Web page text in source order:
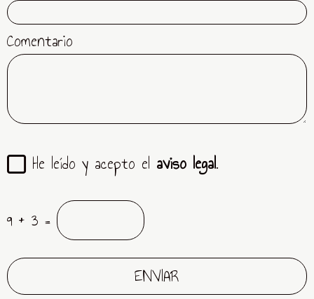
Comentario
He leído y acepto el aviso legal.
9 + 3 =